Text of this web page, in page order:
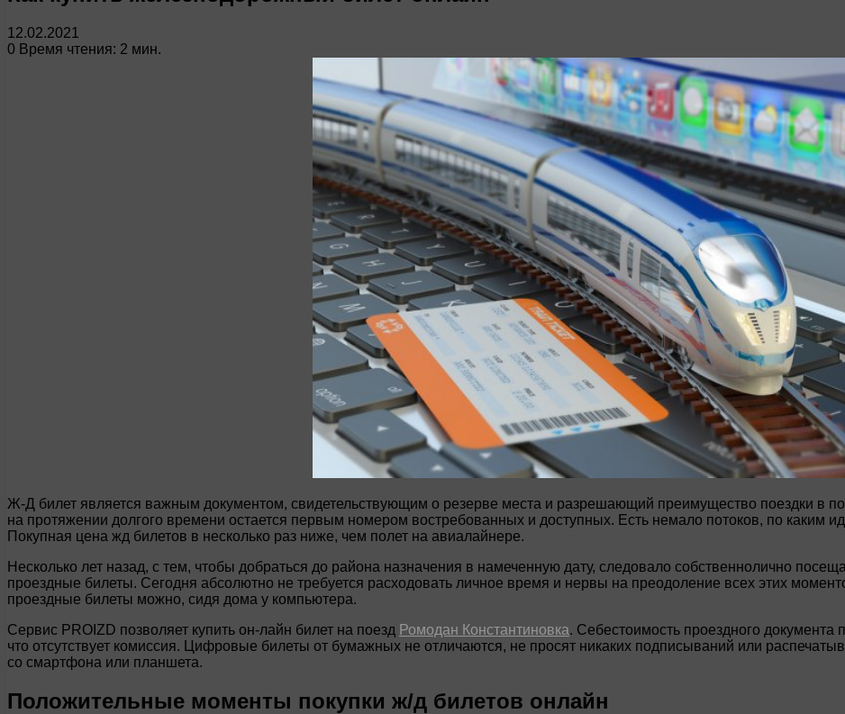
12.02.2021
0 Время чтения: 2 мин.
Ж-Д билет является важным документом, свидетельствующим о резерве места и разрешающий преимущество поездки в
на протяжении долгого времени остается первым номером востребованных и доступных. Есть немало потоков, по каким
Покупная цена жд билетов в несколько раз ниже, чем полет на авиалайнере.
Несколько лет назад, с тем, чтобы добраться до района назначения в намеченную дату, следовало собственнолично
проездные билеты. Сегодня абсолютно не требуется расходовать личное время и нервы на преодоление всех этих
проездные билеты можно, сидя дома у компьютера.
Сервис PROIZD позволяет купить он-лайн билет на поезд Ромодан Константиновка. Себестоимость проездного документа
что отсутствует комиссия. Цифровые билеты от бумажных не отличаются, не просят никаких подписываний или
со смартфона или планшета.
Положительные моменты покупки ж/д билетов онлайн